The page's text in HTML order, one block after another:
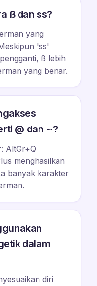
ß dan ss?
yang
'ss'
ß lebih
yang benar.
@ dan ~?
AltGr+Q
menghasilkan
banyak karakter
dalam
diri